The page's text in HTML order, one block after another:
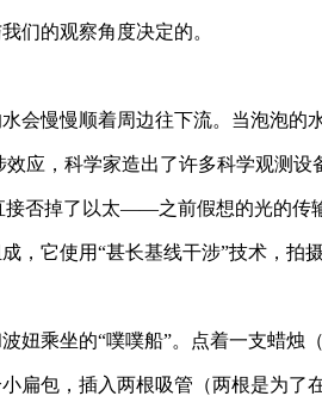
们的观察角度决定的。
会慢慢顺着周边往下流。当泡泡的
应，科学家造出了许多科学观测设
否掉了以太——之前假想的光的传
，它使用“甚长基线干涉”技术，拍
乘坐的“噗噗船”。点着一支蜡烛
扁包，插入两根吸管（两根是为